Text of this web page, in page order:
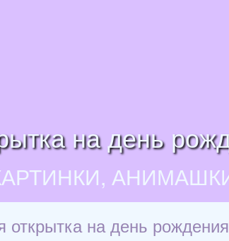
на день
открытка на день